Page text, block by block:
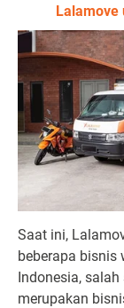
Lalamove
Saat ini,
beberapa bisnis
Indonesia,
merupakan